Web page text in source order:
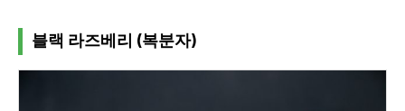
블랙 라즈베리 (복분자)